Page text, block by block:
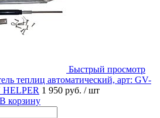
Быстрый просмотр
теплиц автоматический, арт: GV-
HELPER 1 950 руб. / шт
В корзину